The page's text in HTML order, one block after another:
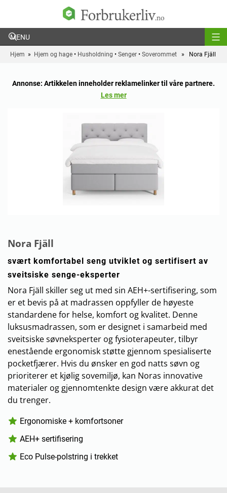
Hjem » Hjem og hage • Husholdning • Senger • Soverommet » Nora Fjäll
Annonse: Artikkelen inneholder reklamelinker til våre partnere.
Les mer
Nora Fjäll
svært komfortabel seng utviklet og sertifisert av
sveitsiske senge-eksperter
Nora Fjäll skiller seg ut med sin AEH+-sertifisering, som
er et bevis på at madrassen oppfyller de høyeste
standardene for helse, komfort og kvalitet. Denne
luksusmadrassen, som er designet i samarbeid med
sveitsiske søvneksperter og fysioterapeuter, tilbyr
enestående ergonomisk støtte gjennom spesialiserte
pocketfjærer. Hvis du ønsker en god natts søvn og
prioriterer et kjølig sovemiljø, kan Noras innovative
materialer og gjennomtenkte design være akkurat det
du trenger.
Ergonomiske + komfortsoner
AEH+ sertifisering
Eco Pulse-polstring i trekket